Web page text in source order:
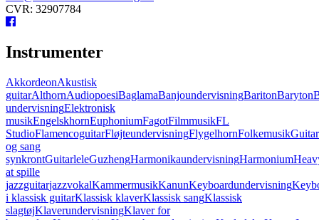
CVR: 32907784
Instrumenter
AkkordeonAkustisk
guitarAlthornAudiopoesiBaglamaBanjoundervisningBaritonBaryton
undervisningElektronisk
musikEngelskhornEuphoniumFagotFilmmusikFL
StudioFlamencoguitarFløjteundervisningFlygelhornFolkemusik
og sang
synkrontGuitarleleGuzhengHarmonikaundervisningHarmonium
at spille
jazzguitarjazzvokalKammermusikKanunKeyboardundervisning
i klassisk guitarKlassisk klaverKlassisk sangKlassisk
slagtøjKlaverundervisningKlaver for